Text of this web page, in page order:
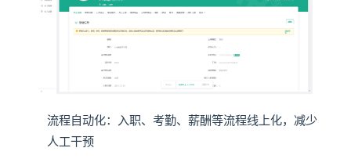
流程自动化：入职、考勤、薪酬等流程线上化，减少
人工干预